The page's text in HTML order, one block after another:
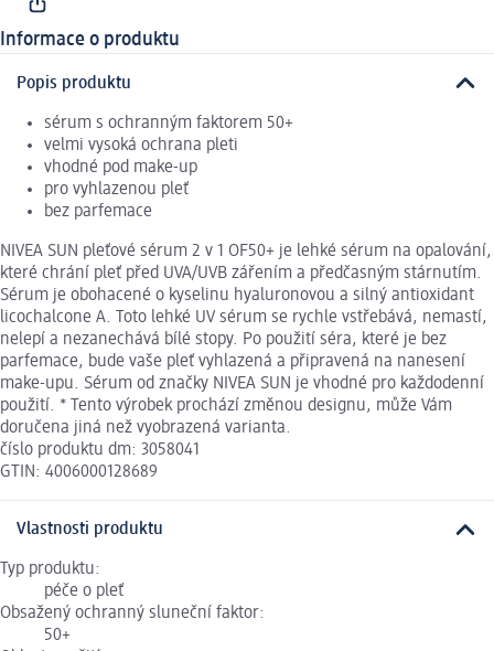
Informace o produktu
Popis produktu
sérum s ochranným faktorem 50+
velmi vysoká ochrana pleti
vhodné pod make-up
pro vyhlazenou pleť
bez parfemace
NIVEA SUN pleťové sérum 2 v 1 OF50+ je lehké sérum na opalování,
které chrání pleť před UVA/UVB zářením a předčasným stárnutím.
Sérum je obohacené o kyselinu hyaluronovou a silný antioxidant
licochalcone A. Toto lehké UV sérum se rychle vstřebává, nemastí,
nelepí a nezanechává bílé stopy. Po použití séra, které je bez
parfemace, bude vaše pleť vyhlazená a připravená na nanesení
make-upu. Sérum od značky NIVEA SUN je vhodné pro každodenní
použití. * Tento výrobek prochází změnou designu, může Vám
doručena jiná než vyobrazená varianta.
číslo produktu dm: 3058041
GTIN: 4006000128689
Vlastnosti produktu
Typ produktu:
péče o pleť
Obsažený ochranný sluneční faktor:
50+